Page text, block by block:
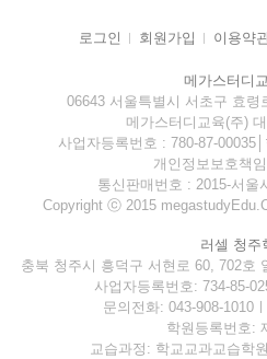
로그인 회원가입 이용약
메가스터디
06643 서울특별시 서초구 효령
메가스터디교육(주)
사업자등록번호 : 780-87-
개인정보보호책
통신판매번호 : 2015-서울
Copyright ⓒ 2015
러셀 청주
충북 청주시 흥덕구 서현로 60, 702호
사업자등록번호: 734-85-
문의전화: 043-908-1010
학원등록번호:
교습과정: 학교교과교습학